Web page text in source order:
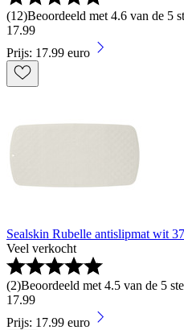
(12)Beoordeeld met 4.6 van de 5
17.99
Prijs: 17.99 euro
Sealskin Rubelle antislipmat wit
Veel verkocht
(2)Beoordeeld met 4.5 van de 5
17.99
Prijs: 17.99 euro